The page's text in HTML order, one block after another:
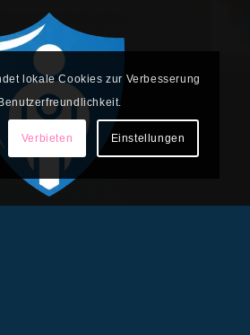
lokale Cookies zur Verbesserung
Verbieten Einstellungen